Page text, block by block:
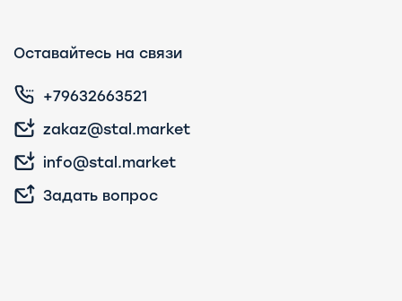
Оставайтесь на связи
+79632663521
zakaz@stal.market
info@stal.market
Задать вопрос